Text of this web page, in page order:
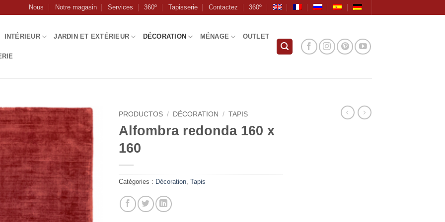
Nous Notre magasin Services 360º Tapisserie Contactez 360º
INTÉRIEUR JARDIN ET EXTÉRIEUR DÉCORATION MÉNAGE OUTLET
PRODUCTOS / DÉCORATION / TAPIS
Alfombra redonda 160 x
160
Catégories : Décoration Tapis